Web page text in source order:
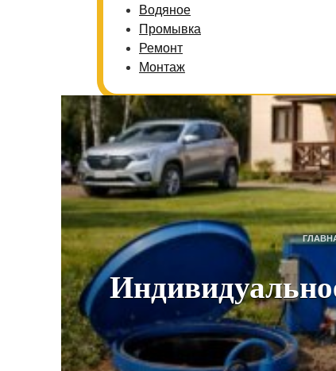
Водяное
Промывка
Ремонт
Монтаж